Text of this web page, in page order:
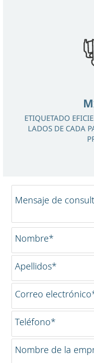
ETIQUETADO
LADOS DE CADA
Mensaje de
Nombre*
Apellidos*
Correo
Teléfono*
Nombre de la